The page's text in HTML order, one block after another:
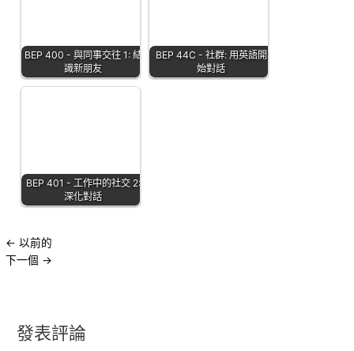
BEP 400 - 與同事交往 1: 結
識新朋友
BEP 44C - 社群: 用英語開
始對話
BEP 401 - 工作中的社交 2:
深化對話
← 以前的
下一個 →
發表評論